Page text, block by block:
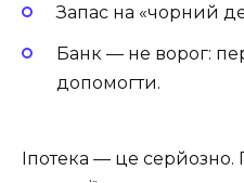
Запас на «чорний
Банк — не ворог:
допомогти.
Іпотека — це